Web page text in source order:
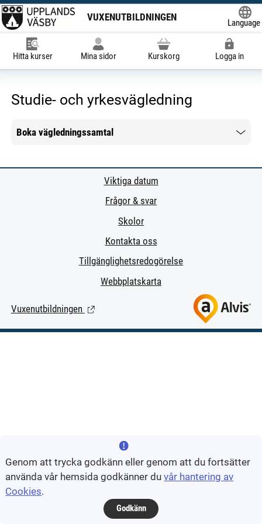
VUXENUTBILDNINGEN
Language
Hitta kurser Mina sidor Kurskorg Logga in
Studie- och yrkesvägledning
Boka vägledningssamtal
Mer information
Viktiga datum
Frågor & svar
Skolor
Kontakta oss
Tillgänglighetsredogörelse
Webbplatskarta
Vuxenutbildningen (Länk till extern sida.)
Genom att trycka godkänn eller genom att du fortsätter
använda vår hemsida godkänner duvår hantering av
Cookies.
Godkänn